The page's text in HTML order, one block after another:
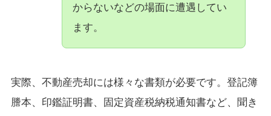
からないなどの場面に遭遇してい
ます。
実際、不動産売却には様々な書類が必要です。登記簿
謄本、印鑑証明書、固定資産税納税通知書など、聞き